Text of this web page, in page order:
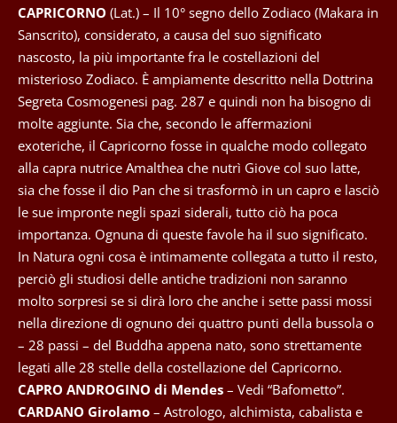
CAPRICORNO (Lat.) – Il 10° segno dello Zodiaco (Makara in
Sanscrito), considerato, a causa del suo significato
nascosto, la più importante fra le costellazioni del
misterioso Zodiaco. È ampiamente descritto nella Dottrina
Segreta Cosmogenesi pag. 287 e quindi non ha bisogno di
molte aggiunte. Sia che, secondo le affermazioni
exoteriche, il Capricorno fosse in qualche modo collegato
alla capra nutrice Amalthea che nutrì Giove col suo latte,
sia che fosse il dio Pan che si trasformò in un capro e lasciò
le sue impronte negli spazi siderali, tutto ciò ha poca
importanza. Ognuna di queste favole ha il suo significato.
In Natura ogni cosa è intimamente collegata a tutto il resto,
perciò gli studiosi delle antiche tradizioni non saranno
molto sorpresi se si dirà loro che anche i sette passi mossi
nella direzione di ognuno dei quattro punti della bussola o
– 28 passi – del Buddha appena nato, sono strettamente
legati alle 28 stelle della costellazione del Capricorno.
CAPRO ANDROGINO di Mendes – Vedi “Bafometto”.
CARDANO Girolamo – Astrologo, alchimista, cabalista e